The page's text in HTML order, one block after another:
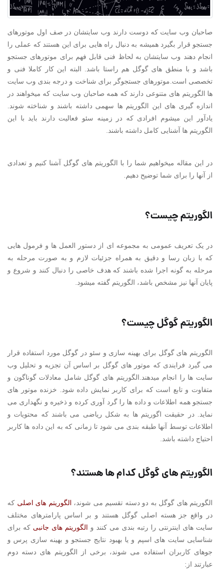
صاحبان وب سایت که دوست دارند وب سایتشان در صف اول موتورهای
جستجو قرار بگیرد همیشه به دنبال راه هایی برای این هستند که عملی را
انجام دهند وب سایتشان به لحاظ فنی قابل فهم برای موتورهای جستجو
باشد و با منطق های گوگل هم راستا باشد. البته این کار کاملا فنی و
تخصصی است.موتورهای جستجوگر برای شناخت و درجه بندی وب سایت
ها الگوریتم های متنوعی دارند که همه صاحبان وب سایت که میخواهند در
اندازه گیری های این الگوریتم ها سهمی داشته باشند و شناخته شوند.
یادآور این میشوم افرادی که در زمینه سئو فعالیت دارند باید با این
الگوریتم ها آشنایی کامل داشته باشند.
در این مقاله میخواهیم شما را با الگوریتم های گوگل آشنا کنیم و تعدادی
از آنها را برای شما توضیح دهیم.
الگوریتم چیست؟
در یک تعریف عمومی به مجموعه ای از دستور العمل ها و فرمول هایی
که با زبان رسا و دقیق به همراه جزئیات لازم و به صورت مرحله به
مرحله به گونه اجرا شده باشند که هدف خاصی را دنبال کنند و شروع و
پایان آنها نیز مشخص باشد، الگوریتم گفته میشود.
الگوریتم گوگل چیست؟
الگوریتم های گوگل برای بهینه سازی و سئو در گوگل مورد استفاده قرار
می گیرد فرایندی که موتور های گوگل بر اساس آن تجزیه و تحلیل وب
سایت ها را انجام میدهند.الگوریتم های گوگل شامل معادلات گوناگون و
متفاوت و تابع است که برای کاربر نمایش داده شود. خزنده موتور های
جستجو همه اطلاعات و داده ها را گرد آوری کرده و ذخیره و نگهداری می
نماید. در حقیقت اگوریتم ها به شکل ریاضی می باشند که محتویات و
اطلاعات توسط آنها طبقه بندی می شود تا زمانی که به این داده ها کاربر
احتیاج داشته باشد.
الگوریتم های گوگل کدام ها هستند؟
الگوریتم های گوگل به دو دسته تقسیم می شوند، الگوریتم های اصلی که
در واقع جز هسته اصلی گوگل هستند و بر اساس پارامترهای مختلف
سایت های اینترنتی را رتبه بندی می کنند و الگوریتم های جانبی که برای
شناسایی سایت های اسپم و یا بهبود نتایج جستجو و بهینه سازی پرس و
جوهای کاربران استفاده می شوند، برخی از الگوریتم های دسته دوم
عبارتند از: